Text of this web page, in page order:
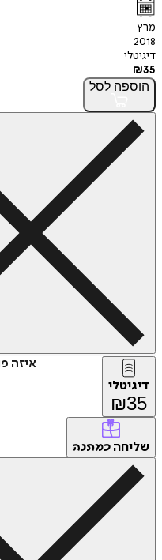
מרץ
2018
דיגיטלי
₪35
הוספה לסל
איזה
דיגיטלי
₪35
שליחה כמתנה